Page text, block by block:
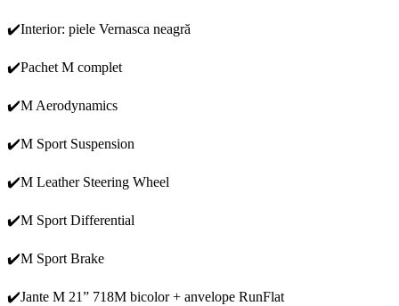
✔️Interior: piele Vernasca neagră
✔️Pachet M complet
✔️M Aerodynamics
✔️M Sport Suspension
✔️M Leather Steering Wheel
✔️M Sport Differential
✔️M Sport Brake
✔️Jante M 21” 718M bicolor + anvelope RunFlat